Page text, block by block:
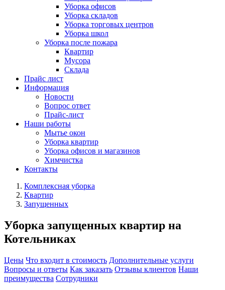
Уборка офисов
Уборка складов
Уборка торговых центров
Уборка школ
Уборка после пожара
Квартир
Мусора
Склада
Прайс лист
Информация
Новости
Вопрос ответ
Прайс-лист
Наши работы
Мытье окон
Уборка квартир
Уборка офисов и магазинов
Химчистка
Контакты
Комплексная уборка
Квартир
Запущенных
Уборка запущенных квартир на
Котельниках
Цены Что входит в стоимость Дополнительные услуги
Вопросы и ответы Как заказать Отзывы клиентов Наши
преимущества Сотрудники